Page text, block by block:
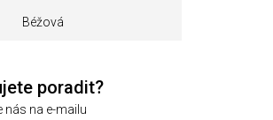
Béžová
poradit?
nás na e-mailu